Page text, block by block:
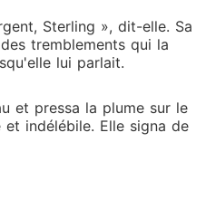
Sterling », dit-elle. Sa
tremblements qui la
lui parlait.
et pressa la plume sur le
indélébile. Elle signa de